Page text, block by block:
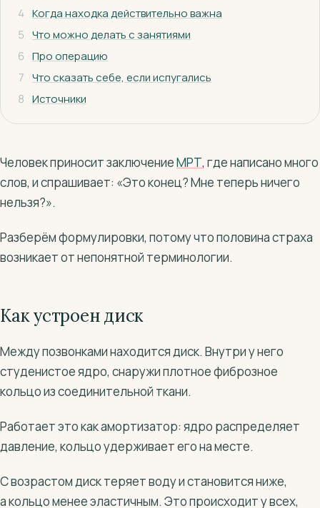
4 Когда находка действительно важна
5 Что можно делать с занятиями
6 Про операцию
7 Что сказать себе, если испугались
8 Источники
Человек приносит заключениеМРТ, где написано много
слов, и спрашивает: «Это конец? Мне теперь ничего
нельзя?».
Разберём формулировки, потому что половина страха
возникает от непонятной терминологии.
Как устроен диск
Между позвонками находится диск. Внутри у него
студенистое ядро, снаружи плотное фиброзное
кольцо из соединительной ткани.
Работает это как амортизатор: ядро распределяет
давление, кольцо удерживает его на месте.
С возрастом диск теряет воду и становится ниже,
а кольцо менее эластичным. Это происходит у всех,